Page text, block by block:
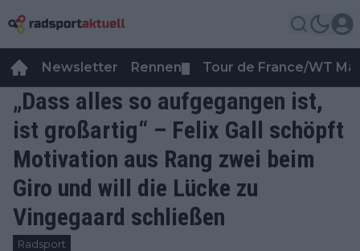
Newsletter Rennen Tour de France/WT
„Dass alles so aufgegangen ist,
ist großartig“ – Felix Gall schöpft
Motivation aus Rang zwei beim
Giro und will die Lücke zu
Vingegaard schließen
Radsport